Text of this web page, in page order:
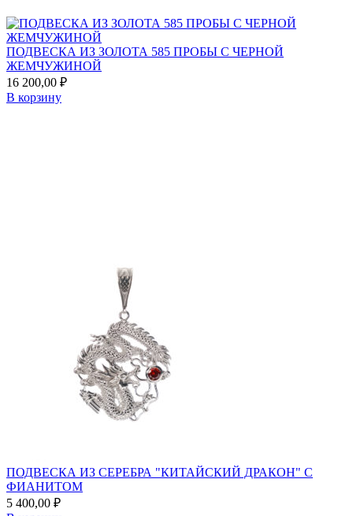
ПОДВЕСКА ИЗ ЗОЛОТА 585 ПРОБЫ С ЧЕРНОЙ
ЖЕМЧУЖИНОЙ
16 200,00 ₽
В корзину
ПОДВЕСКА ИЗ СЕРЕБРА "КИТАЙСКИЙ ДРАКОН" С
ФИАНИТОМ
5 400,00 ₽